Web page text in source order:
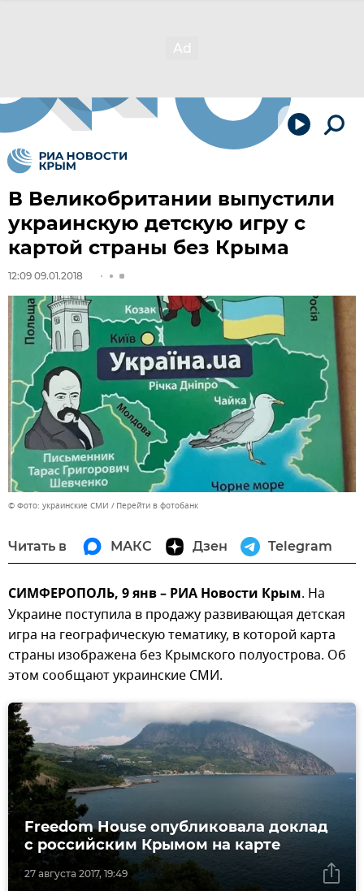
В Великобритании выпустили
украинскую детскую игру с
картой страны без Крыма
12:09 09.01.2018
© Фото: украинские СМИ Перейти в фотобанк
Читать в МАКС Дзен Telegram
СИМФЕРОПОЛЬ, 9 янв – РИА Новости Крым. На
Украине поступила в продажу развивающая детская
игра на географическую тематику, в которой карта
страны изображена без Крымского полуострова. Об
этом сообщают украинские СМИ.
27 августа 2017, 19:49
Freedom House опубликовала доклад
с российским Крымом на карте